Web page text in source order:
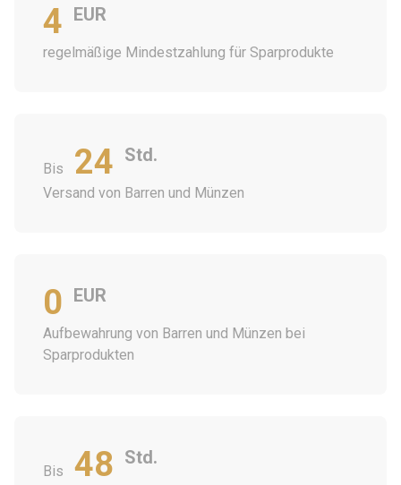
4 EUR
regelmäßige Mindestzahlung für Sparprodukte
Bis 24 Std.
Versand von Barren und Münzen
0 EUR
Aufbewahrung von Barren und Münzen bei
Sparprodukten
Bis 48 Std.